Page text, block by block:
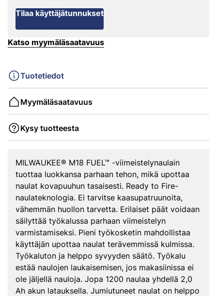
Tilaa käyttäjätunnukset
Katso myymäläsaatavuus
Tuotetiedot
Myymäläsaatavuus
Kysy tuotteesta
MILWAUKEE® M18 FUEL™ -viimeistelynaulain
tuottaa luokkansa parhaan tehon, mikä upottaa
naulat kovapuuhun tasaisesti. Ready to Fire-
naulateknologia. Ei tarvitse kaasupatruunoita,
vähemmän huollon tarvetta. Erilaiset päät voidaan
säilyttää työkalussa parhaan viimeistelyn
varmistamiseksi. Pieni työkosketin mahdollistaa
käyttäjän upottaa naulat terävemmissä kulmissa.
Työkaluton ja helppo syvyyden säätö. Työkalu
estää naulojen laukaisemisen, jos makasiinissa ei
ole jäljellä nauloja. Jopa 1200 naulaa yhdellä 2,0
Ah akun latauksella. Jumiutuneet naulat on helppo